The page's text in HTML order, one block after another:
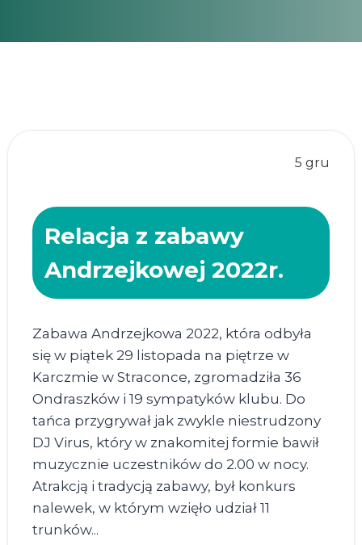
5 gru
Relacja z zabawy
Andrzejkowej 2022r.
Zabawa Andrzejkowa 2022, która odbyła
się w piątek 29 listopada na piętrze w
Karczmie w Straconce, zgromadziła 36
Ondraszków i 19 sympatyków klubu. Do
tańca przygrywał jak zwykle niestrudzony
DJ Virus, który w znakomitej formie bawił
muzycznie uczestników do 2.00 w nocy.
Atrakcją i tradycją zabawy, był konkurs
nalewek, w którym wzięło udział 11
trunków...